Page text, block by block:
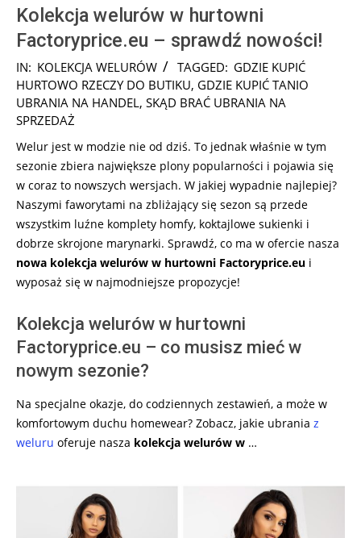
Kolekcja welurów w hurtowni
Factoryprice.eu – sprawdź nowości!
2025-
08-
20
IN: KOLEKCJA WELURÓW TAGGED: GDZIE KUPIĆ
HURTOWO RZECZY DO BUTIKU, GDZIE KUPIĆ TANIO
UBRANIA NA HANDEL, SKĄD BRAĆ UBRANIA NA
SPRZEDAŻ
Welur jest w modzie nie od dziś. To jednak właśnie w tym
sezonie zbiera największe plony popularności i pojawia się
w coraz to nowszych wersjach. W jakiej wypadnie najlepiej?
Naszymi faworytami na zbliżający się sezon są przede
wszystkim luźne komplety homfy, koktajlowe sukienki i
dobrze skrojone marynarki. Sprawdź, co ma w ofercie nasza
nowa kolekcja welurów w hurtowni Factoryprice.eu i
wyposaż się w najmodniejsze propozycje!
Kolekcja welurów w hurtowni
Factoryprice.eu – co musisz mieć w
nowym sezonie?
Na specjalne okazje, do codziennych zestawień, a może w
komfortowym duchu homewear? Zobacz, jakie ubrania z
weluru oferuje nasza kolekcja welurów w …